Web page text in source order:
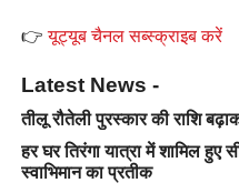
👉यूट्यूब चैनल सब्स्क्राइब करें
Latest News -
तीलू रौतेली पुरस्कार की राशि
हर घर तिरंगा यात्रा में शामिल हुए
स्वाभिमान का प्रतीक